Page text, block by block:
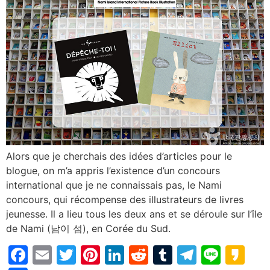
Alors que je cherchais des idées d’articles pour le
blogue, on m’a appris l’existence d’un concours
international que je ne connaissais pas, le Nami
concours, qui récompense des illustrateurs de livres
jeunesse. Il a lieu tous les deux ans et se déroule sur l’île
de Nami (남이 섬), en Corée du Sud.
Facebook
EmailTwitter
Pinterest
LinkedIn
Reddit
TumblrLine